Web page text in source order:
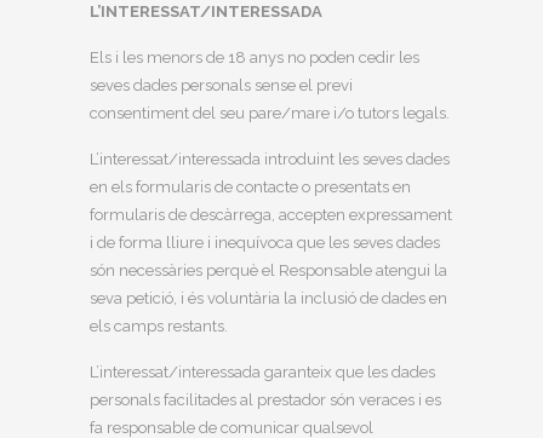
L’INTERESSAT/INTERESSADA
Els i les menors de 18 anys no poden cedir les
seves dades personals sense el previ
consentiment del seu pare/mare i/o tutors legals.
L’interessat/interessada introduint les seves dades
en els formularis de contacte o presentats en
formularis de descàrrega, accepten expressament
i de forma lliure i inequívoca que les seves dades
són necessàries perquè el Responsable atengui la
seva petició, i és voluntària la inclusió de dades en
els camps restants.
L’interessat/interessada garanteix que les dades
personals facilitades al prestador són veraces i es
fa responsable de comunicar qualsevol